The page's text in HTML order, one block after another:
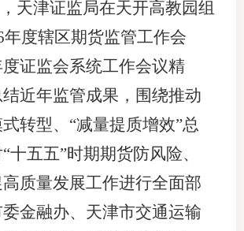
天津证监局在天开高教园组
年度辖区期货监管工作会
证监会系统工作会议精
近年监管成果，围绕推动
转型、“减量提质增效”总
十五五”时期期货防风险、
质量发展工作进行全面部
金融办、天津市交通运输